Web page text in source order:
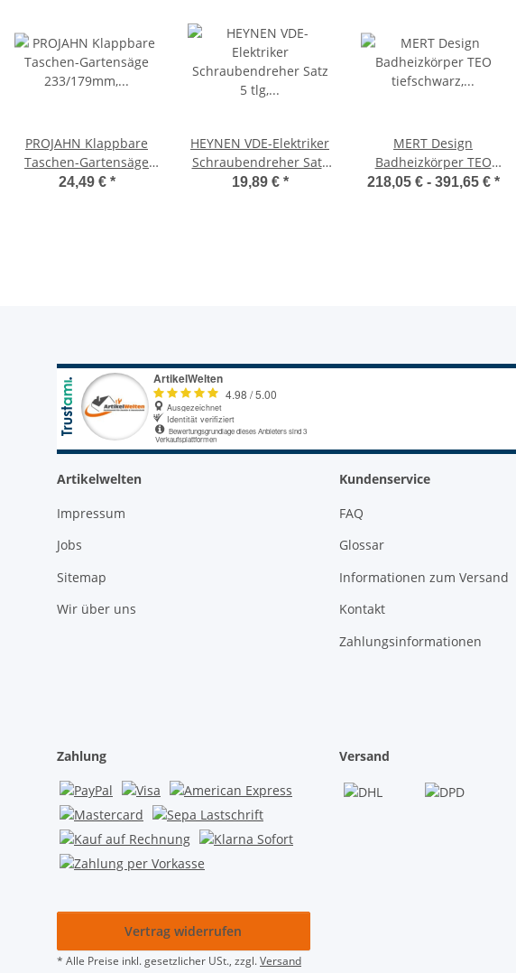
PROJAHN Klappbare
Taschen-Gartensäge
233/179mm, 190mm
24,49 € *
HEYNEN VDE-Elektriker
Schraubendreher Satz
5 tlg, 50245500033
19,89 € *
MERT Design
Badheizkörper TEO
tiefschwarz,
218,05 € - 391,65 € *
Artikelwelten
Impressum
Jobs
Sitemap
Wir über uns
Kundenservice
FAQ
Glossar
Informationen zum Versand
Kontakt
Zahlungsinformationen
Zahlung Versand
Vertrag widerrufen
* Alle Preise inkl. gesetzlicher USt., zzgl.Versand